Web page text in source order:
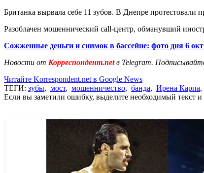
Британка вырвала себе 11 зубов. В Днепре протестовали
Разоблачен мошеннический call-центр, обманувший
Сожженные деньги и снимок в бассейне: фото дня 6
Новости от Корреспондент.netв Telegram.
Читайте Korrespondent.net в Google News
ТЕГИ: зубы, мост, мошенничество, банда, Ирена Карпа,
Если вы заметили ошибку, выделите необходимый текст